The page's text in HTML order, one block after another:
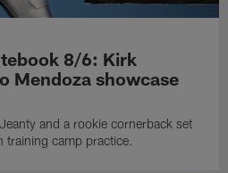
8/6: Kirk
Mendoza showcase
and a rookie cornerback set
training camp practice.